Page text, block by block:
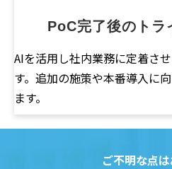
PoC完了後のトラ
AIを活用し社内業務に定着さ
す。追加の施策や本番導入に
ます。
ご不明な点